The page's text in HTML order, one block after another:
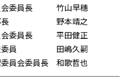
会委員長 竹山早穗
部長 野本靖之
会委員長 平田健正
委員 田嶋久嗣
員会委員長 和歌哲也